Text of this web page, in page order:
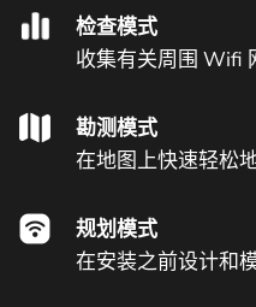
检查模式
收集有关周围 Wifi
勘测模式
在地图上快速轻松
规划模式
在安装之前设计和